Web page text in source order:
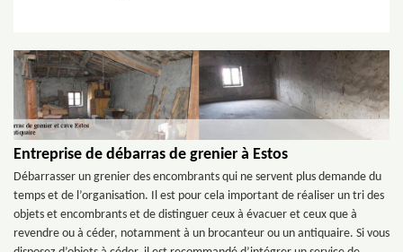
Entreprise de débarras de grenier à Estos
Débarrasser un grenier des encombrants qui ne servent plus demande du
temps et de l’organisation. Il est pour cela important de réaliser un tri des
objets et encombrants et de distinguer ceux à évacuer et ceux que à
revendre ou à céder, notamment à un brocanteur ou un antiquaire. Si vous